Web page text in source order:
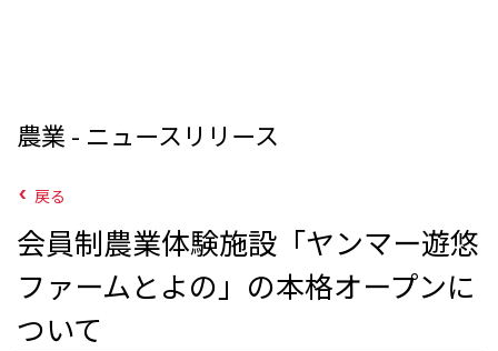
農業 - ニュースリリース
戻る
会員制農業体験施設「ヤンマー遊悠
ファームとよの」の本格オープンに
ついて